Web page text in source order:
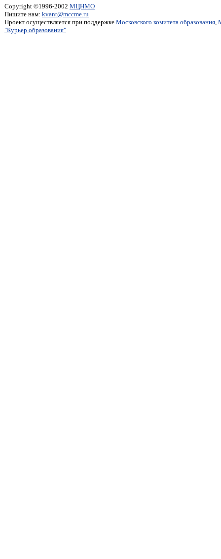
Copyright ©1996-2002 МЦНМО
Пишите нам: kvant@mccme.ru
Проект осуществляется при поддержке Московского комитета образования,
"Курьер образования"